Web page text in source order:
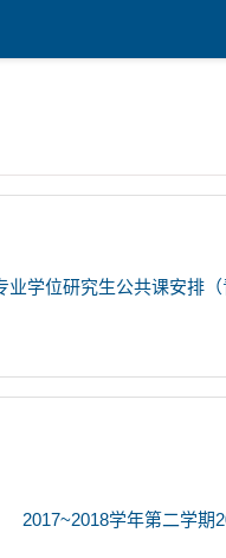
学位研究生公共课安排（
2017~2018学年第二学